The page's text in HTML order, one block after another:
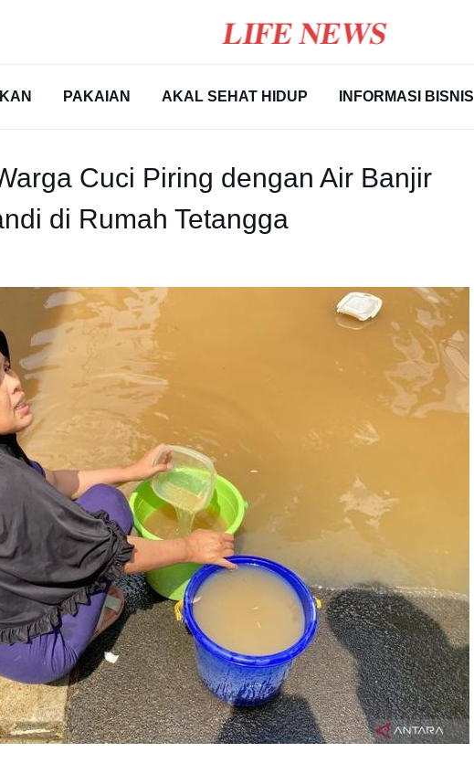
PAKAIAN AKAL SEHAT HIDUP INFORMASI BISNIS
Cuci Piring dengan Air Banjir
di Rumah Tetangga